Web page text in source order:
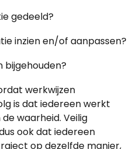
gedeeld?
inzien en/of aanpassen?
bijgehouden?
werkwijzen
is dat iedereen werkt
waarheid. Veilig
ook dat iedereen
op dezelfde manier,